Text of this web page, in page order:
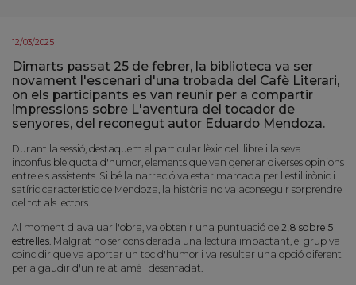
12/03/2025
Dimarts passat 25 de febrer, la biblioteca va ser
novament l'escenari d'una trobada del Cafè Literari,
on els participants es van reunir per a compartir
impressions sobre L'aventura del tocador de
senyores, del reconegut autor Eduardo Mendoza.
Durant la sessió, destaquem el particular lèxic del llibre i la seva
inconfusible quota d'humor, elements que van generar diverses opinions
entre els assistents. Si bé la narració va estar marcada per l'estil irònic i
satíric característic de Mendoza, la història no va aconseguir sorprendre
del tot als lectors.
Al moment d'avaluar l'obra, va obtenir una puntuació de 2,8 sobre 5
estrelles . Malgrat no ser considerada una lectura impactant, el grup va
coincidir que va aportar un toc d'humor i va resultar una opció diferent
per a gaudir d'un relat amè i desenfadat.